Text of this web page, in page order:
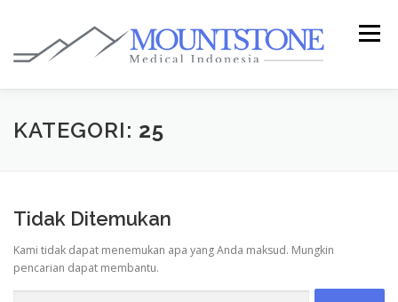
Menu
HOME PRODUK & LAYANAN
KATEGORI: 25
Tidak Ditemukan
Kami tidak dapat menemukan apa yang Anda maksud. Mungkin
pencarian dapat membantu.